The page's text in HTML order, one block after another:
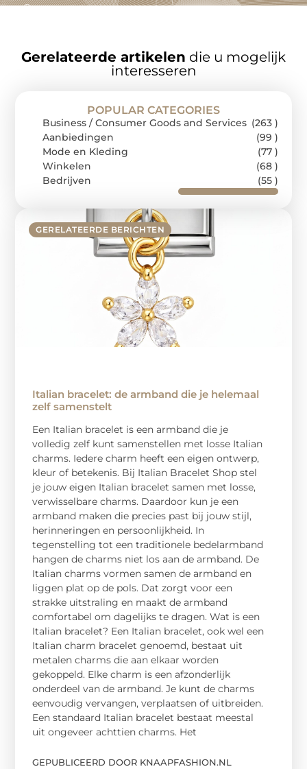
Gerelateerde artikelen die u mogelijk
interesseren
GERELATEERDE BERICHTEN
Italian bracelet: de armband die je helemaal
zelf samenstelt
Een Italian bracelet is een armband die je
volledig zelf kunt samenstellen met losse Italian
charms. Iedere charm heeft een eigen ontwerp,
kleur of betekenis. Bij Italian Bracelet Shop stel
je jouw eigen Italian bracelet samen met losse,
verwisselbare charms. Daardoor kun je een
armband maken die precies past bij jouw stijl,
herinneringen en persoonlijkheid. In
tegenstelling tot een traditionele bedelarmband
hangen de charms niet los aan de armband. De
Italian charms vormen samen de armband en
liggen plat op de pols. Dat zorgt voor een
strakke uitstraling en maakt de armband
comfortabel om dagelijks te dragen. Wat is een
Italian bracelet? Een Italian bracelet, ook wel een
Italian charm bracelet genoemd, bestaat uit
metalen charms die aan elkaar worden
gekoppeld. Elke charm is een afzonderlijk
onderdeel van de armband. Je kunt de charms
eenvoudig vervangen, verplaatsen of uitbreiden.
Een standaard Italian bracelet bestaat meestal
uit ongeveer achttien charms. Het
GEPUBLICEERD DOOR KNAAPFASHION.NL
POPULAR CATEGORIES
Business / Consumer Goods and Services (263 )
Aanbiedingen
(99 )
Mode en Kleding
(77 )
Winkelen
(68 )
Bedrijven
(55 )